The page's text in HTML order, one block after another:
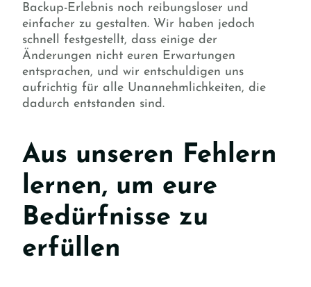
Backup-Erlebnis noch reibungsloser und
einfacher zu gestalten. Wir haben jedoch
schnell festgestellt, dass einige der
Änderungen nicht euren Erwartungen
entsprachen, und wir entschuldigen uns
aufrichtig für alle Unannehmlichkeiten, die
dadurch entstanden sind.
Aus unseren Fehlern
lernen, um eure
Bedürfnisse zu
erfüllen